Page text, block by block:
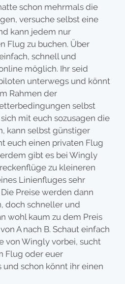
schon mehrmals die
versuche selbst eine
kann jedem nur
Flug zu buchen. Über
schnell und
möglich. Ihr seid
unterwegs und könnt
Rahmen der
selbst
mit euch sozusagen die
kann selbst günstiger
euch einen privaten Flug
gibt es bei Wingly
zu kleineren
Linienfluges sehr
Preise werden dann
doch schneller und
wohl kaum zu dem Preis
A nach B. Schaut einfach
von Wingly vorbei, sucht
Flug oder euer
schon könnt ihr einen